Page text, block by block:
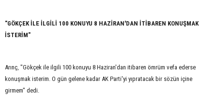
"GÖKÇEK İLE İLGİLİ 100 KONUYU 8 HAZİRAN'DAN İTİBAREN KONUŞMAK
İSTERİM"
Arınç, "Gökçek ile ilgili 100 konuyu 8 Haziran'dan itibaren ömrüm vefa ederse
konuşmak isterim. O gün gelene kadar AK Parti'yi yıpratacak bir sözün içine
girmem" dedi.